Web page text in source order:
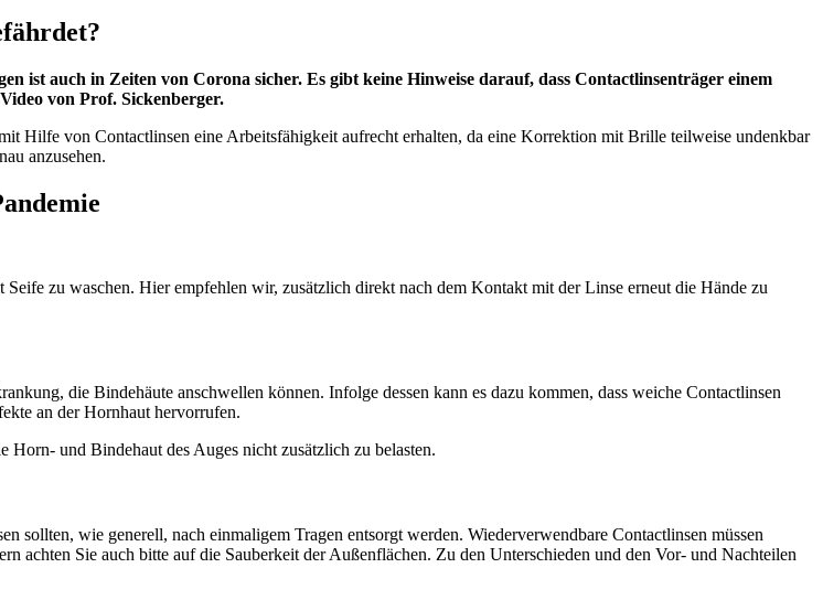
ist auch in Zeiten von Corona sicher. Es gibt keine Hinweise darauf, dass Contactlinsenträger einem
von Prof. Sickenberger.
Hilfe von Contactlinsen eine Arbeitsfähigkeit aufrecht erhalten, da eine Korrektion mit Brille teilweise undenkbar
anzusehen.
zu waschen. Hier empfehlen wir, zusätzlich direkt nach dem Kontakt mit der Linse erneut die Hände zu
die Bindehäute anschwellen können. Infolge dessen kann es dazu kommen, dass weiche Contactlinsen
an der Hornhaut hervorrufen.
und Bindehaut des Auges nicht zusätzlich zu belasten.
wie generell, nach einmaligem Tragen entsorgt werden. Wiederverwendbare Contactlinsen müssen
achten Sie auch bitte auf die Sauberkeit der Außenflächen. Zu den Unterschieden und den Vor- und Nachteilen